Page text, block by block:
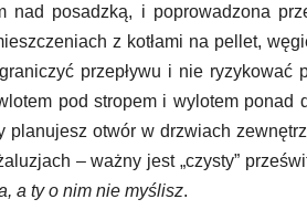
nad posadzką, i poprowadzona
z kotłami na pellet,
przepływu i nie
pod stropem i wylotem ponad
planujesz otwór w drzwiach
– ważny jest „czysty”
a ty o nim nie myślisz.